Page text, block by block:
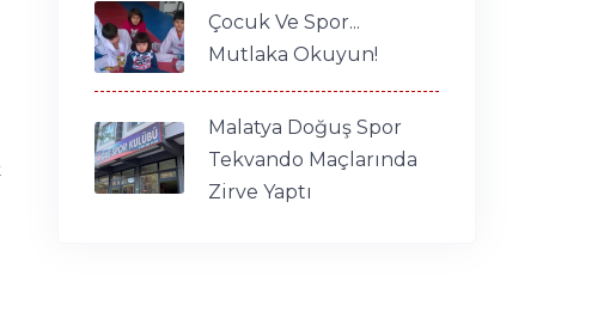
Çocuk Ve Spor...
Mutlaka Okuyun!
Malatya Doğuş Spor
Tekvando Maçlarında
Zirve Yaptı